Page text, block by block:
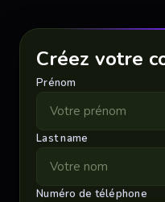
Créez votre
Prénom
Last name
Numéro de téléphone